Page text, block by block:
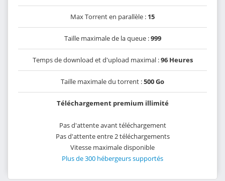
Max Torrent en parallèle : 15
Taille maximale de la queue :999
Temps de download et d'upload maximal :96 Heures
Taille maximale du torrent :500 Go
Téléchargement premium illimité
Pas d'attente avant téléchargement
Pas d'attente entre 2 téléchargements
Vitesse maximale disponible
Plus de 300 hébergeurs supportés